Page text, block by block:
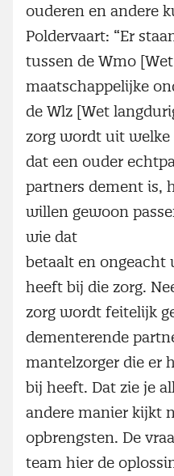
ouderen en andere
Poldervaart: “Er
tussen de Wmo [Wet
maatschappelijke
de Wlz [Wet
zorg wordt uit
dat een ouder
partners dement is,
willen gewoon
wie dat
betaalt en ongeacht
heeft bij die zorg.
zorg wordt feitelijk
dementerende
mantelzorger die er
bij heeft. Dat zie je
andere manier kijkt
opbrengsten. De
team hier de